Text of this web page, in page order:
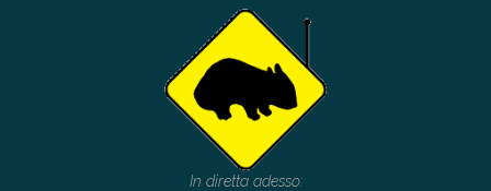
In diretta adesso: